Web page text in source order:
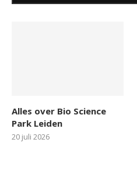
Alles over Bio Science
Park Leiden
20 juli 2026